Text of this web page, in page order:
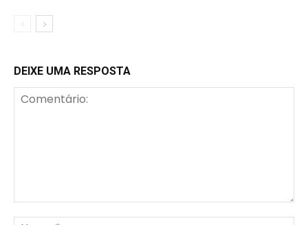
DEIXE UMA RESPOSTA